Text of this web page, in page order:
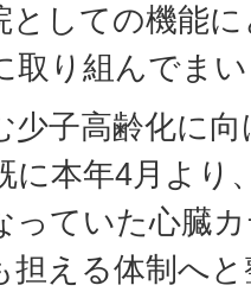
としての機能
取り組んでま
少子高齢化に
に本年4月より
っていた心臓
担える体制へ